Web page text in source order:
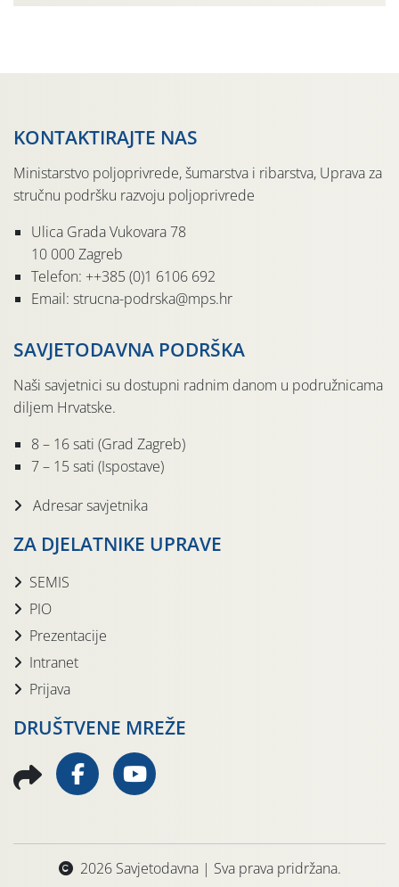
KONTAKTIRAJTE NAS
Ministarstvo poljoprivrede, šumarstva i ribarstva, Uprava za
stručnu podršku razvoju poljoprivrede
Ulica Grada Vukovara 78
10 000 Zagreb
Telefon: ++385 (0)1 6106 692
Email: strucna-podrska@mps.hr
SAVJETODAVNA PODRŠKA
Naši savjetnici su dostupni radnim danom u podružnicama
diljem Hrvatske.
8 – 16 sati (Grad Zagreb)
7 – 15 sati (Ispostave)
Adresar savjetnika
ZA DJELATNIKE UPRAVE
SEMIS
PIO
Prezentacije
Intranet
Prijava
DRUŠTVENE MREŽE
2026 Savjetodavna | Sva prava pridržana.